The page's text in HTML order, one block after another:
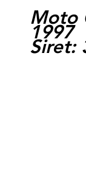
Moto
1997
Siret: